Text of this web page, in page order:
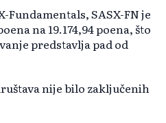
Fundamentals, SASX-FN je
na 19.174,94 poena, što
predstavlja pad od
nije bilo zaključenih